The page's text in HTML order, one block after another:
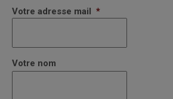
Votre adresse mail *
Votre nom